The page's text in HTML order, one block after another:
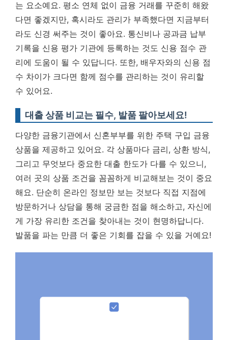
는 요소예요. 평소 연체 없이 금융 거래를 꾸준히 해왔
다면 좋겠지만, 혹시라도 관리가 부족했다면 지금부터
라도 신경 써주는 것이 좋아요. 통신비나 공과금 납부
기록을 신용 평가 기관에 등록하는 것도 신용 점수 관
리에 도움이 될 수 있답니다. 또한, 배우자와의 신용 점
수 차이가 크다면 함께 점수를 관리하는 것이 유리할
수 있어요.
대출 상품 비교는 필수, 발품 팔아보세요!
다양한 금융기관에서 신혼부부를 위한 주택 구입 금융
상품을 제공하고 있어요. 각 상품마다 금리, 상환 방식,
그리고 무엇보다 중요한 대출 한도가 다를 수 있으니,
여러 곳의 상품 조건을 꼼꼼하게 비교해보는 것이 중요
해요. 단순히 온라인 정보만 보는 것보다 직접 지점에
방문하거나 상담을 통해 궁금한 점을 해소하고, 자신에
게 가장 유리한 조건을 찾아내는 것이 현명하답니다.
발품을 파는 만큼 더 좋은 기회를 잡을 수 있을 거예요!